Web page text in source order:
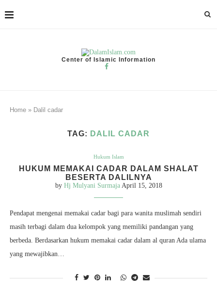
Center of Islamic Information
Home » Dalil cadar
TAG: DALIL CADAR
Hukum Islam
HUKUM MEMAKAI CADAR DALAM SHALAT
BESERTA DALILNYA
by Hj Mulyani Surmaja April 15, 2018
Pendapat mengenai memakai cadar bagi para wanita muslimah sendiri
masih terbagi dalam dua kelompok yang memiliki pandangan yang
berbeda. Berdasarkan hukum memakai cadar dalam al quran Ada ulama
yang mewajibkan…